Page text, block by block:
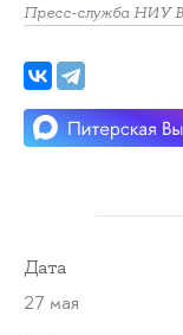
Пресс-служба НИУ
Дата
27 мая